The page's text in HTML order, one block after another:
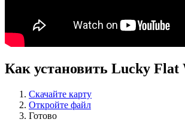
Как установить Lucky Flat
Скачайте карту
Откройте файл
Готово